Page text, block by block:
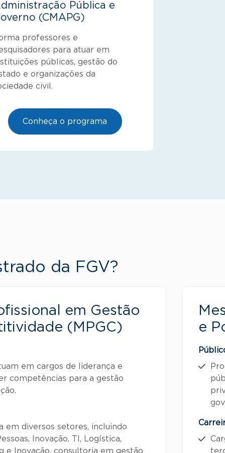
Pública e
(CMAPG)
professores e
para atuar em
públicas, gestão do
e organizações da
civil.
Conheça o programa
da FGV?
em Gestão
(MPGC)
em cargos de liderança e
competências para a gestão
em diversos setores, incluindo
Inovação, TI, Logística,
e Inovação, consultoria em gestão
e